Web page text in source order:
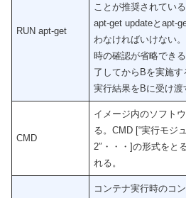
RUN apt-get
ことが推奨されている
apt-get updateとapt-
わなければいけない
時の確認が省略でき
了してからBを実施
実行結果をBに受け渡
CMD
イメージ内のソフト
る。CMD [“実行モジ
2″・・・]の形式をと
れる。
コンテナ実行時のコ